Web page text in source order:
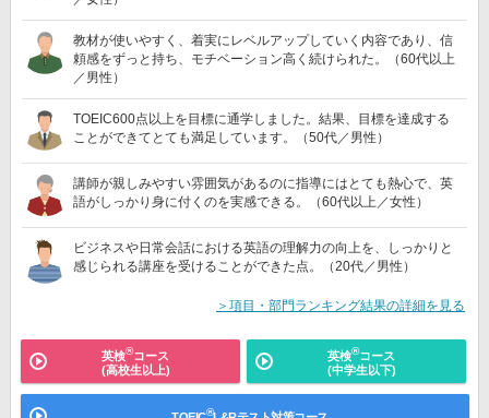
教材が使いやすく、着実にレベルアップしていく内容であり、信
頼感をずっと持ち、モチベーション高く続けられた。（60代以上
／男性）
TOEIC600点以上を目標に通学しました。結果、目標を達成する
ことができてとても満足しています。（50代／男性）
講師が親しみやすい雰囲気があるのに指導にはとても熱心で、英
語がしっかり身に付くのを実感できる。（60代以上／女性）
ビジネスや日常会話における英語の理解力の向上を、しっかりと
感じられる講座を受けることができた点。（20代／男性）
＞項目・部門ランキング結果の詳細を見る
英検®コース
(高校生以上)
英検®コース
(中学生以下)
®